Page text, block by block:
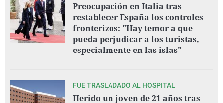
Preocupación en Italia tras
restablecer España los controles
fronterizos: "Hay temor a que
pueda perjudicar a los turistas,
especialmente en las islas"
FUE TRASLADADO AL HOSPITAL
Herido un joven de 21 años tras